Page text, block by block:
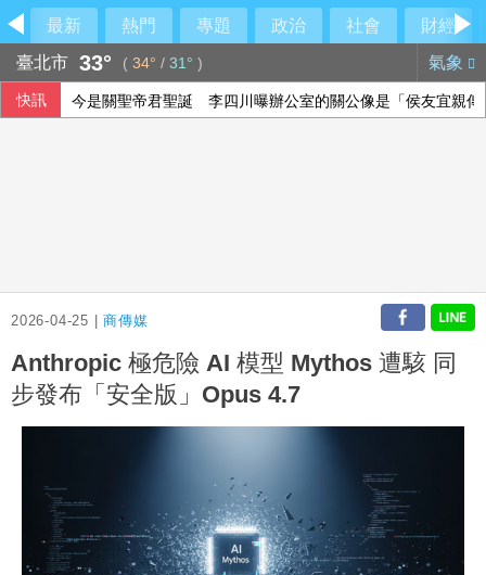
最新 熱門 專題 政治 社會
財經
臺北市 33° ( 34° / 31° ) 氣象
快訊 今是關聖帝君聖誕 李四川曝辦公室的關公像是「侯友宜親傳
2026-04-25 |商傳媒
Anthropic 極危險 AI 模型 Mythos 遭駭 同
步發布「安全版」Opus 4.7